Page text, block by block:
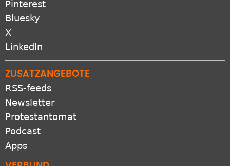
Bluesky
X
LinkedIn
RSS-feeds
Newsletter
Protestantomat
Podcast
Apps